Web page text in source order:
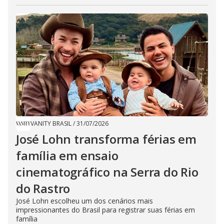
VANITY BRASIL/31/07/2026
José Lohn transforma férias em
família em ensaio
cinematográfico na Serra do Rio
do Rastro
José Lohn escolheu um dos cenários mais
impressionantes do Brasil para registrar suas férias em
família